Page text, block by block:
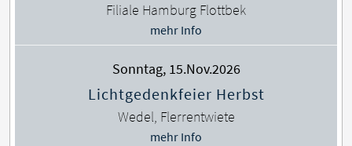
Filiale Hamburg Flottbek
mehr Info
Sonntag, 15.Nov.2026
Lichtgedenkfeier Herbst
Wedel, Flerrentwiete
mehr Info